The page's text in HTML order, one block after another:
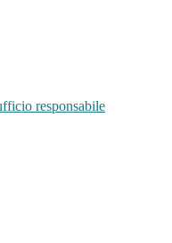
responsabile